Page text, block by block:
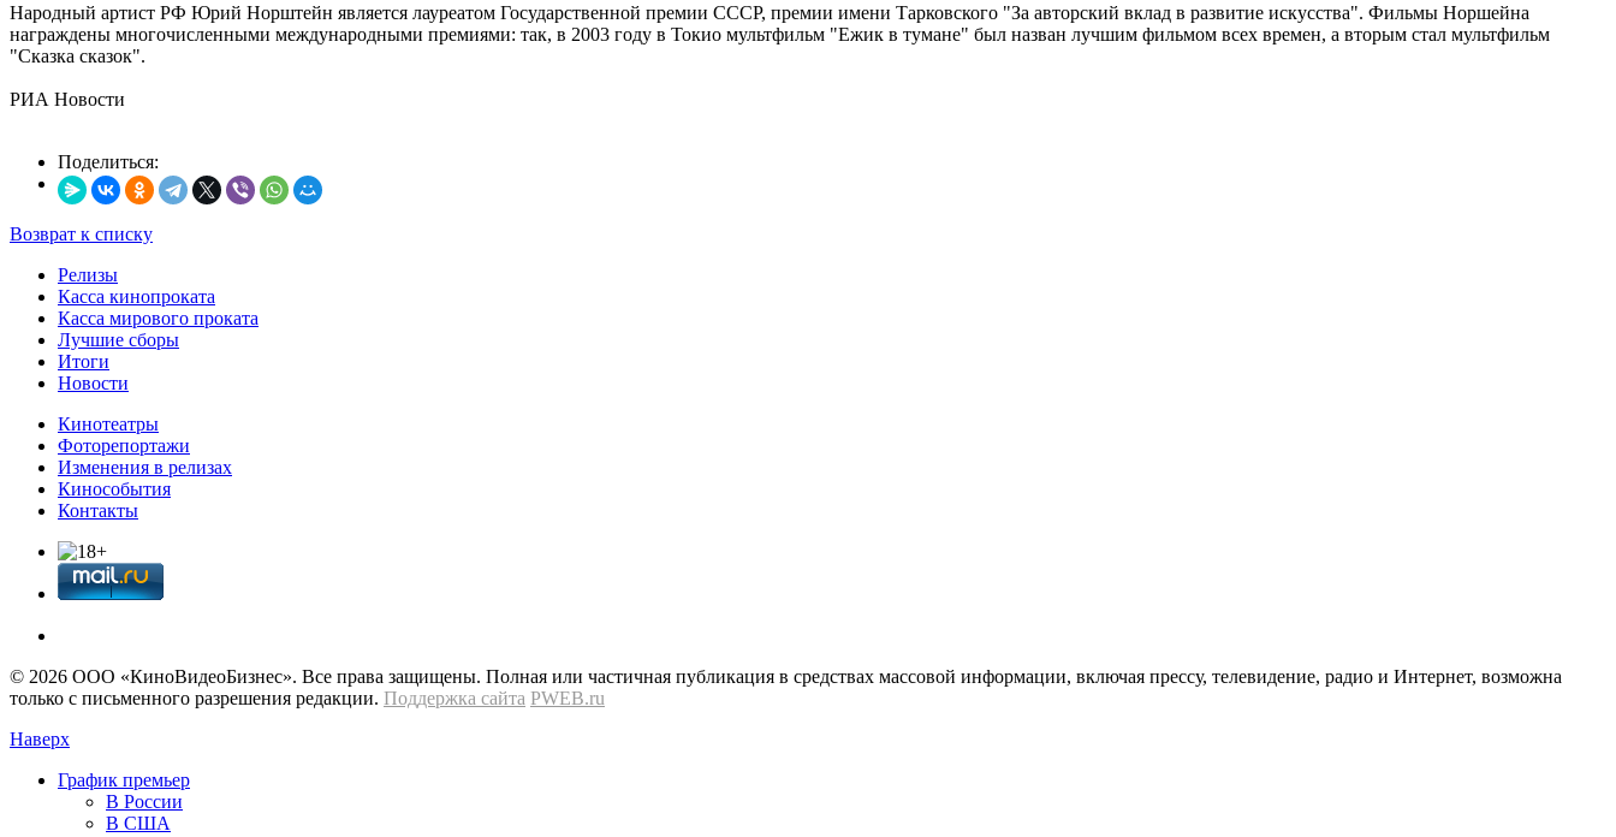
Народный артист РФ Юрий Норштейн является лауреатом Государственной премии СССР, премии имени Тарковского "За авторский вклад в развитие искусства". Фильмы Норшейна
награждены многочисленными международными премиями: так, в 2003 году в Токио мультфильм "Ежик в тумане" был назван лучшим фильмом всех времен, а вторым стал мультфильм
"Сказка сказок".
РИА Новости
Поделиться:
Возврат к списку
Релизы
Касса кинопроката
Касса мирового проката
Лучшие сборы
Итоги
Новости
Кинотеатры
Фоторепортажи
Изменения в релизах
Кинособытия
Контакты
© 2026 OOО «КиноВидеоБизнес». Все права защищены. Полная или частичная публикация в средствах массовой информации, включая прессу, телевидение, радио и Интернет, возможна
только с письменного разрешения редакции. Поддержка сайта PWEB.ru
Наверх
График премьер
В России
В США